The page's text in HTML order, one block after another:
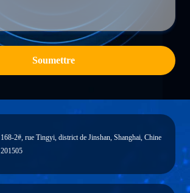
Soumettre
168-2#, rue Tingyi, district de Jinshan, Shanghai, Chine
201505